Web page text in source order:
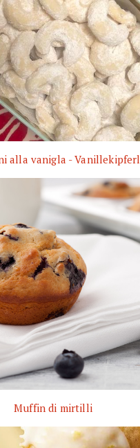
alla vanigla - Vanillekipferl
Muffin di mirtilli